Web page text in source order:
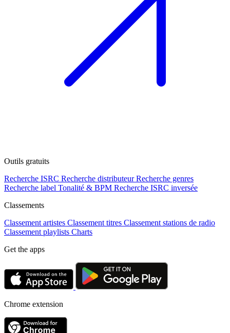
Outils gratuits
Recherche ISRC Recherche distributeur Recherche genres
Recherche label Tonalité & BPM Recherche ISRC inversée
Classements
Classement artistes Classement titres Classement stations de radio
Classement playlists Charts
Get the apps
Chrome extension